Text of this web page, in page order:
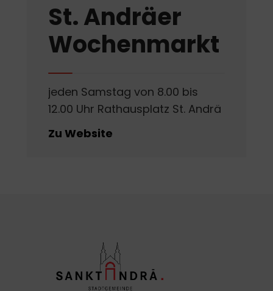
St. Andräer
Wochenmarkt
jeden Samstag von 8.00 bis
12.00 Uhr Rathausplatz St. Andrä
Zu Website